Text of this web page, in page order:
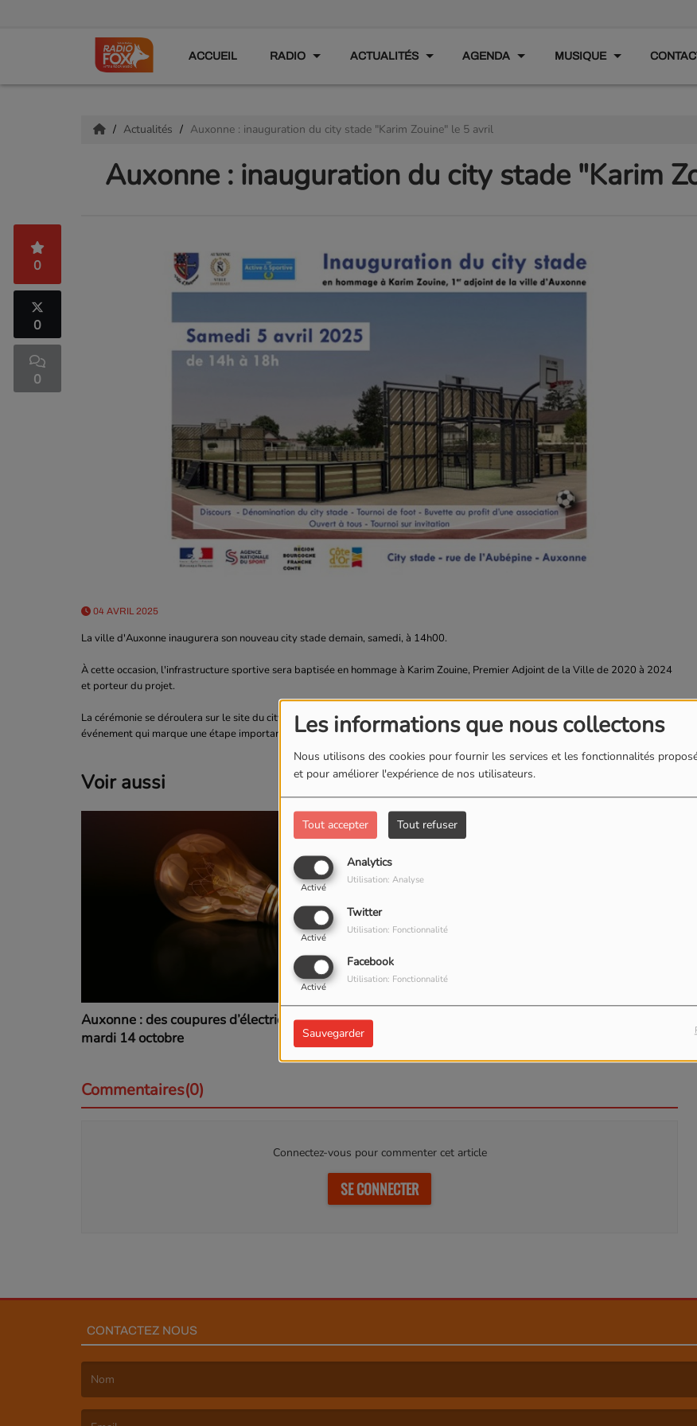
Les informations que nous collectons
Nous utilisons des cookies pour fournir les services et les fonctionnalités
et pour améliorer l'expérience de nos utilisateurs.
Tout accepter Tout refuser
Analytics
Activé
Utilisation: Analyse
Twitter
Activé
Utilisation: Fonctionnalité
Facebook
Activé
Utilisation: Fonctionnalité
Sauvegarder
ACCUEIL RADIO ACTUALITÉS AGENDA MUSIQUE
Actualités Auxonne : inauguration du city stade "Karim Zouine" le 5 avril
Auxonne : inauguration du city stade "Karim
0
0
0
04 AVRIL 2025
La ville d'Auxonne inaugurera son nouveau city stade demain, samedi, à 14h00.
À cette occasion, l'infrastructure sportive sera baptisée en hommage à Karim Zouine, Premier Adjoint de la Ville de 2020 à 2024
et porteur du projet.
La cérémonie se déroulera sur le site du city stade, situé rue Antoine Masson. Les habitants sont invités à assister à cet
événement qui marque une étape importante dans le développement des équipements sportifs de la commune.
Voir aussi
Auxonne : des coupures d’électricité prévues
mardi 14 octobre
Commentaires(0)
Connectez-vous pour commenter cet article
SE CONNECTER
CONTACTEZ NOUS